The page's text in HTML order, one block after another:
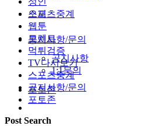
스포츠중계
공지사항/문의
공지사항
1:1문의
포토존
오피
웹툰
토렌트
먹튀검증
TV다시보기
스포츠중계
공지사항/문의
포토존
Post Search